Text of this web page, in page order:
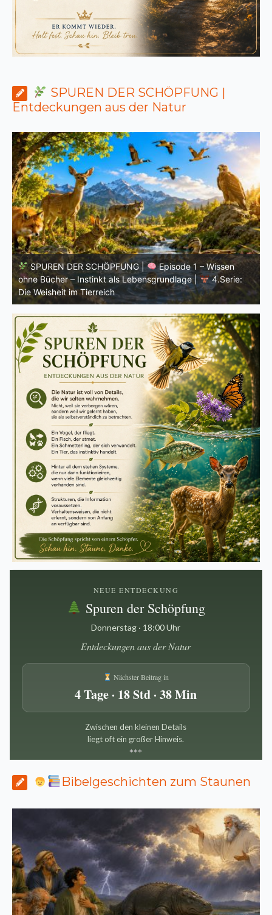
SPUREN DER SCHÖPFUNG |
Entdeckungen aus der Natur
SPUREN DER SCHÖPFUNG |
Einleitung zur vierten
Serie |
Die Weisheit im Tierreich
NEUE ENTDECKUNG
Spuren der Schöpfung
Donnerstag · 18:00 Uhr
Entdeckungen aus der Natur
Nächster Beitrag in
4 Tage · 18 Std · 38 Min
Zwischen den kleinen Details
liegt oft ein großer Hinweis.
***
Bibelgeschichten zum Staunen